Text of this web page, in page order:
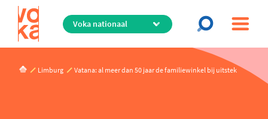
Overslaan
de
inhoud
Limburg Vatana: al meer dan 50 jaar de familiewinkel bij uitstek